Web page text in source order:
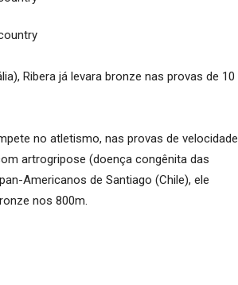
Ribera já levara bronze nas provas de 10
no atletismo, nas provas de velocidade
artrogripose (doença congênita das
Americanos de Santiago (Chile), ele
nos 800m.